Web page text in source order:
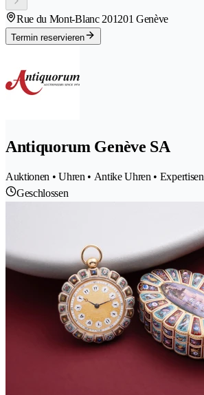
Rue du Mont-Blanc 201201 Genève
Termin reservieren
Antiquorum Genève SA
Auktionen • Uhren • Antike Uhren • Expertisen
Geschlossen